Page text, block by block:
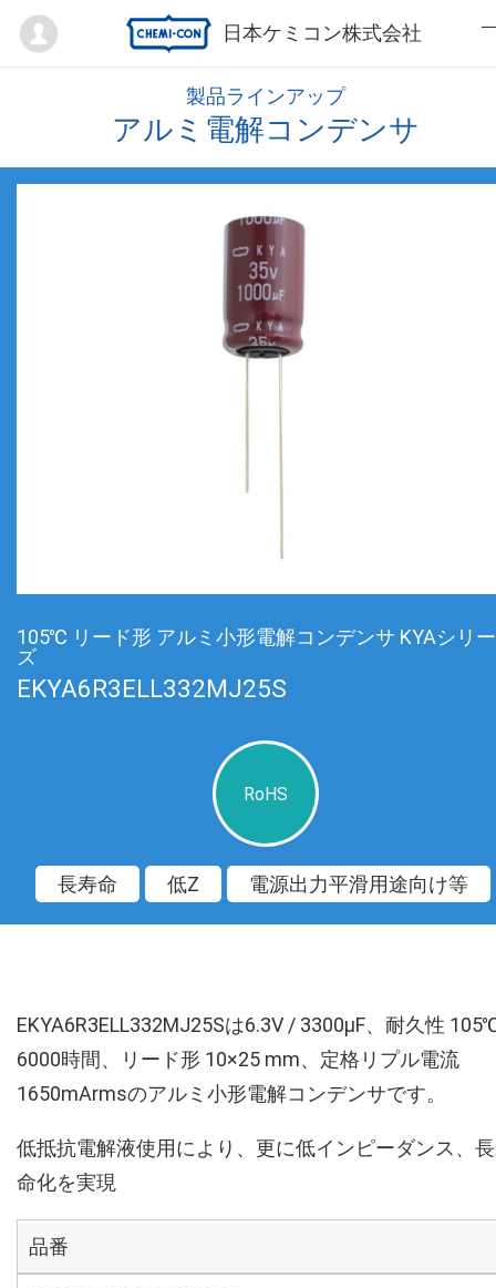
日本ケミコン株式会社
Mypage
製品ラインアップ
アルミ電解コンデンサ
105℃ リード形 アルミ小形電解コンデンサ KYAシリー
ズ
EKYA6R3ELL332MJ25S
RoHS
長寿命 低Z 電源出力平滑用途向け等
EKYA6R3ELL332MJ25Sは6.3V / 3300µF、耐久性
6000時間、リード形 10×25 mm、定格リプル電流
1650mArmsのアルミ小形電解コンデンサです。
低抵抗電解液使用により、更に低インピーダンス、
命化を実現
品番